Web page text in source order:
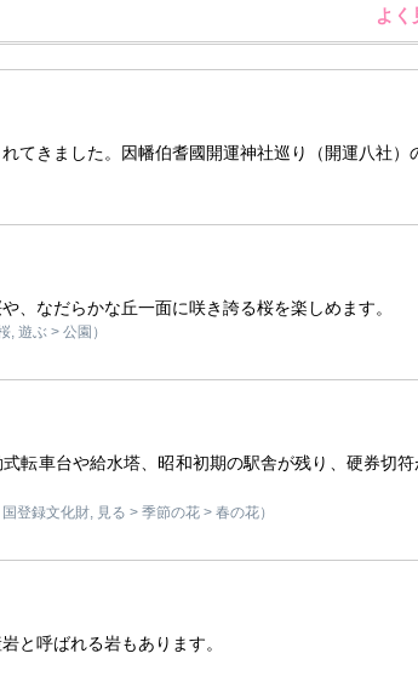
よく
てきました。因幡伯耆國開運神社巡り（開運八社）
、なだらかな丘一面に咲き誇る桜を楽しめます。
, 遊ぶ > 公園）
転車台や給水塔、昭和初期の駅舎が残り、硬券切
登録文化財, 見る > 季節の花 > 春の花）
と呼ばれる岩もあります。